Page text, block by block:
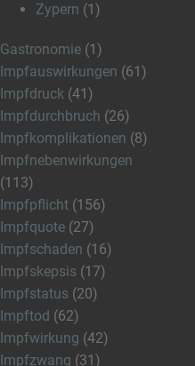
Zypern (1)
Gastronomie (1)
Impfauswirkungen (61)
Impfdruck (41)
Impfdurchbruch (26)
Impfkomplikationen (8)
Impfnebenwirkungen
(113)
Impfpflicht (156)
Impfquote (27)
Impfschaden (16)
Impfskepsis (17)
Impfstatus (20)
Impftod (62)
Impfwirkung (42)
Impfzwang (31)